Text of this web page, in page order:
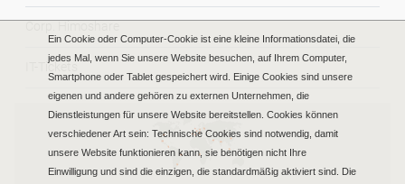
IT-Tickets
Ein Cookie oder Computer-Cookie ist eine kleine Informationsdatei, die
jedes Mal, wenn Sie unsere Website besuchen, auf Ihrem Computer,
Smartphone oder Tablet gespeichert wird. Einige Cookies sind unsere
eigenen und andere gehören zu externen Unternehmen, die
Dienstleistungen für unsere Website bereitstellen. Cookies können
verschiedener Art sein: Technische Cookies sind notwendig, damit
unsere Website funktionieren kann, sie benötigen nicht Ihre
Einwilligung und sind die einzigen, die standardmäßig aktiviert sind. Die